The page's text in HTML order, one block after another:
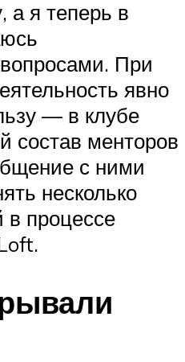
я теперь в
При
явно
— в клубе
состав менторов
с ними
несколько
процессе